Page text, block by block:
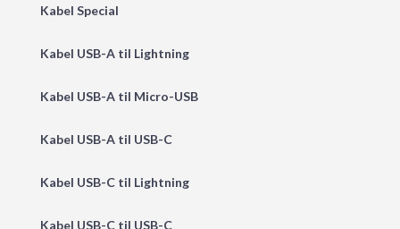
Kabel Special
Kabel USB-A til Lightning
Kabel USB-A til Micro-USB
Kabel USB-A til USB-C
Kabel USB-C til Lightning
Kabel USB-C til USB-C